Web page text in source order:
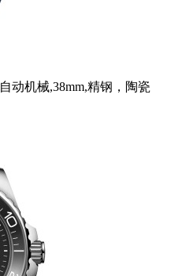
自动机械,38mm,精钢，陶瓷